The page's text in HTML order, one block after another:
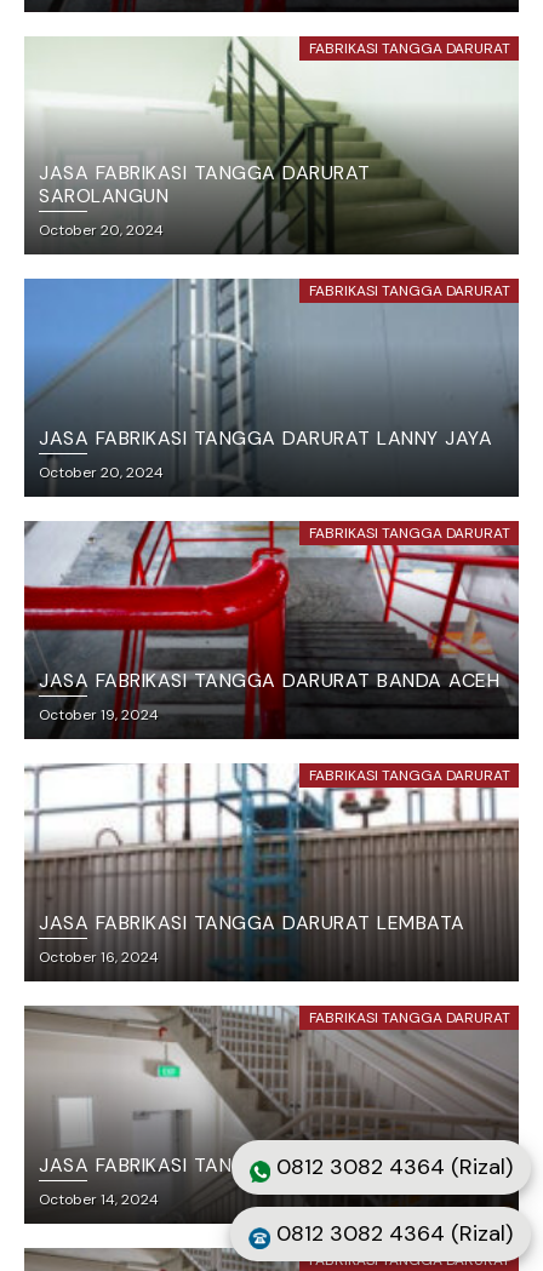
FABRIKASI TANGGA DARURAT
JASA FABRIKASI TANGGA DARURAT
SAROLANGUN
October 20, 2024
FABRIKASI TANGGA DARURAT
JASA FABRIKASI TANGGA DARURAT LANNY JAYA
October 20, 2024
FABRIKASI TANGGA DARURAT
JASA FABRIKASI TANGGA DARURAT BANDA ACEH
October 19, 2024
FABRIKASI TANGGA DARURAT
JASA FABRIKASI TANGGA DARURAT LEMBATA
October 16, 2024
FABRIKASI TANGGA DARURAT
JASA FABRIKASI TANGGA DARURAT MUARA ENIM
October 14, 2024
FABRIKASI TANGGA DARURAT
0812 3082 4364 (Rizal)
0812 3082 4364 (Rizal)